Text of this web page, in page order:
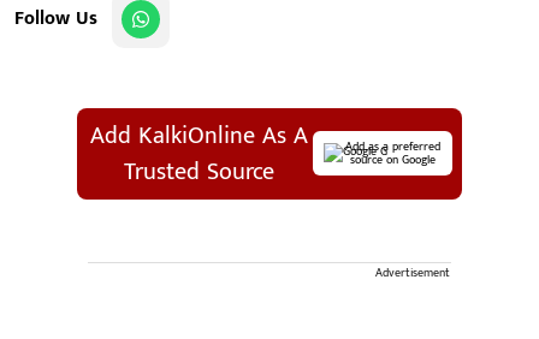
Follow Us
Add KalkiOnline As A
Trusted Source
Add as a preferred
source on Google
Advertisement